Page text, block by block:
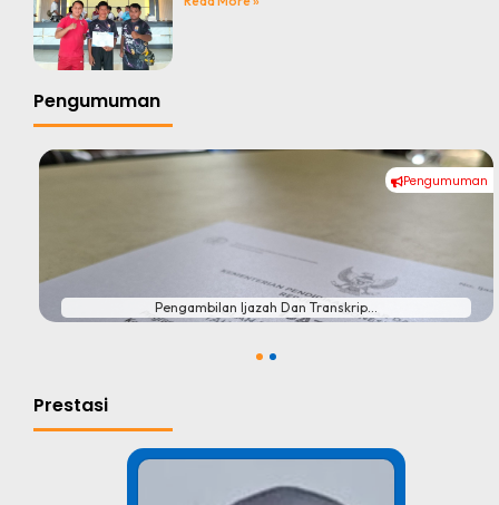
Pengumuman
Pengumuman
#
Pengambilan Ijazah Dan Transkrip...
Prestasi